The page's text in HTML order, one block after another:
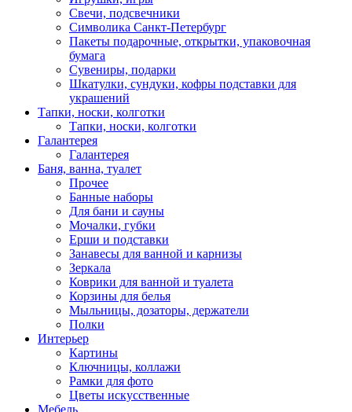
Свечи, подсвечники
Символика Санкт-Петербург
Пакеты подарочные, открытки, упаковочная
бумага
Сувениры, подарки
Шкатулки, сундуки, кофры подставки для
украшений
Тапки, носки, колготки
Тапки, носки, колготки
Галантерея
Галантерея
Баня, ванна, туалет
Прочее
Банные наборы
Для бани и сауны
Мочалки, губки
Ерши и подставки
Занавесы для ванной и карнизы
Зеркала
Коврики для ванной и туалета
Корзины для белья
Мыльницы, дозаторы, держатели
Полки
Интерьер
Картины
Ключницы, коллажи
Рамки для фото
Цветы искусственные
Мебель